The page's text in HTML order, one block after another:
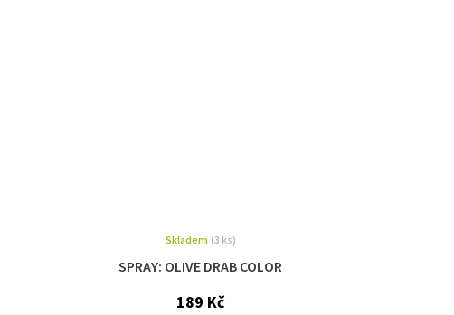
SPRAY: OLIVE DRAB COLOR
Skladem (3 ks)
189 Kč